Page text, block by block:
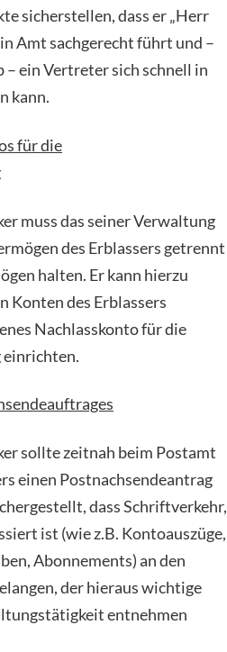
sicherstellen, dass er „Herr
Amt sachgerecht führt und –
ein Vertreter sich schnell in
kann.
für die
muss das seiner Verwaltung
des Erblassers getrennt
halten. Er kann hierzu
Konten des Erblassers
Nachlasskonto für die
sollte zeitnah beim Postamt
einen Postnachsendeantrag
dass Schriftverkehr,
ist (wie z.B. Kontoauszüge,
Abonnements) an den
der hieraus wichtige
entnehmen